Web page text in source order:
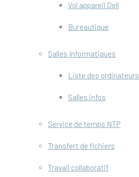
Vol appareil Dell
Bureautique
Salles Informatiques
Liste des ordinateurs
Salles infos
Service de temps NTP
Transfert de fichiers
Travail collaboratif